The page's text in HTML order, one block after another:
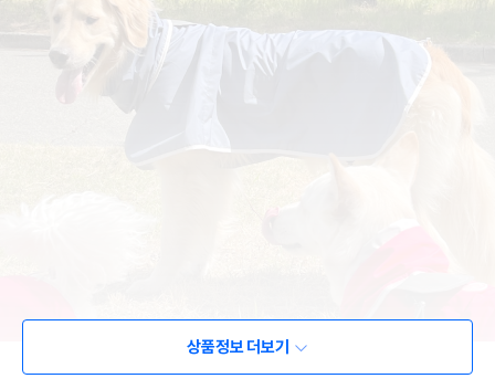
상품정보 더보기